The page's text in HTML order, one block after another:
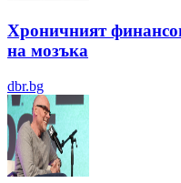
Хроничният
на мозъка
dbr.bg